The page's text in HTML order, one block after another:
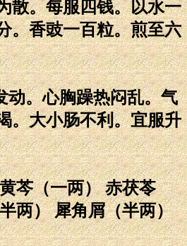
散。每服四钱。以水一
。香豉一百粒。煎至六
动。心胸躁热闷乱。气
。大小肠不利。宜服升
芩（一两） 赤茯苓
两） 犀角屑（半两）